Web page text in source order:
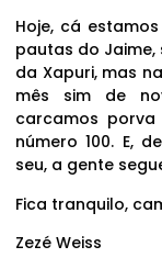
Hoje, cá
pautas do Jaime,
da Xapuri, mas
mês sim de
carcamos
número 100. E,
seu, a gente
Fica tranquilo,
Zezé Weiss